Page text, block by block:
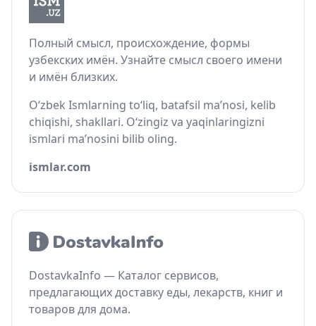
Полный смысл, происхождение, формы
узбекских имён. Узнайте смысл своего имени
и имён близких.
O‘zbek Ismlarning to‘liq, batafsil ma’nosi, kelib
chiqishi, shakllari. O‘zingiz va yaqinlaringizni
ismlari ma’nosini bilib oling.
ismlar.com
DostavkaInfo — Каталог сервисов,
предлагающих доставку еды, лекарств, книг и
товаров для дома.